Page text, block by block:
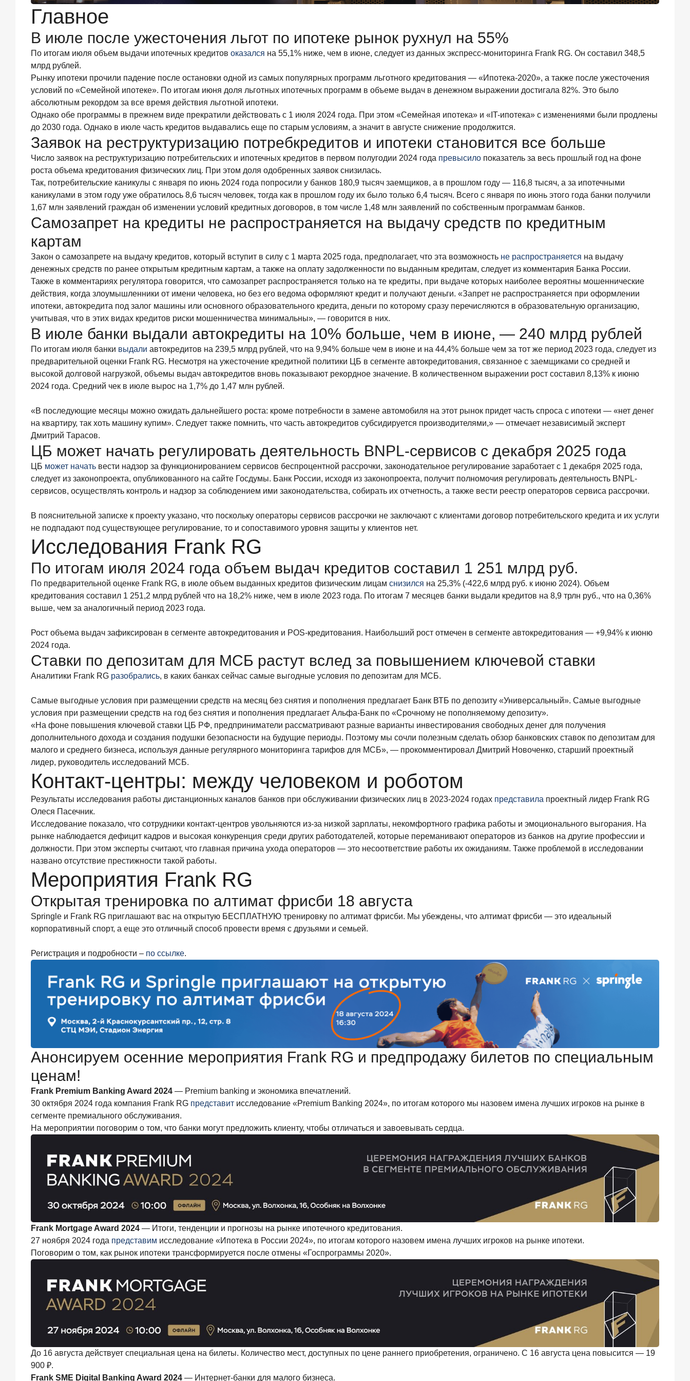
июля
2026
года
Ипотека
в
России:
итоги
2026
года
в
цифрах
22
2026
года
ИССЛЕДОВАНИЕ
тарифы
на
брокерское
—
существенный
выбора
брокера
июля
2026
года
Клиенты
чаще
узнают
о сберегательных
продуктах
рекламы
на
9
2026
года
ростом
клиентов-
сберегателей
увеличивается
и
склонность
к
диверсификации
7
2026
года
По
итогам
2026
объем
выдач
кредитов
составил
1
166,4
млрд
руб.
3
июля
2026
года
«Скорость
измеряется
секундами».
банковского
контакт-
центра
25
июня
2026
Ипотека
России:
года
22
2026
года
—
индустриальный
стандарт»:
как
завоевывают
лояльность
private-
Рассылка
Frank
недели,
наша
событий
рынке
Главное
В июле после ужесточения льгот по ипотеке рынок рухнул на 55%
По итогам июля объем выдачи ипотечных кредитов оказался на 55,1% ниже, чем в июне, следует из данных экспресс-мониторинга Frank RG. Он составил 348,5
млрд рублей.
Рынку ипотеки прочили падение после остановки одной из самых популярных программ льготного кредитования — «Ипотека-2020», а также после ужесточения
условий по «Семейной ипотеке». По итогам июня доля льготных ипотечных программ в объеме выдач в денежном выражении достигала 82%. Это было
абсолютным рекордом за все время действия льготной ипотеки.
Однако обе программы в прежнем виде прекратили действовать с 1 июля 2024 года. При этом «Семейная ипотека» и «IT-ипотека» с изменениями были продлены
до 2030 года. Однако в июле часть кредитов выдавались еще по старым условиям, а значит в августе снижение продолжится.
Заявок на реструктуризацию потребкредитов и ипотеки становится все больше
Число заявок на реструктуризацию потребительских и ипотечных кредитов в первом полугодии 2024 года превысило показатель за весь прошлый год на фоне
роста объема кредитования физических лиц. При этом доля одобренных заявок снизилась.
Так, потребительские каникулы с января по июнь 2024 года попросили у банков 180,9 тысяч заемщиков, а в прошлом году — 116,8 тысяч, а за ипотечными
каникулами в этом году уже обратилось 8,6 тысяч человек, тогда как в прошлом году их было только 6,4 тысяч. Всего с января по июнь этого года банки получили
1,67 млн заявлений граждан об изменении условий кредитных договоров, в том числе 1,48 млн заявлений по собственным программам банков.
Самозапрет на кредиты не распространяется на выдачу средств по кредитным
картам
Закон о самозапрете на выдачу кредитов, который вступит в силу с 1 марта 2025 года, предполагает, что эта возможность не распространяется на выдачу
денежных средств по ранее открытым кредитным картам, а также на оплату задолженности по выданным кредитам, следует из комментария Банка России.
Также в комментариях регулятора говорится, что самозапрет распространяется только на те кредиты, при выдаче которых наиболее вероятны мошеннические
действия, когда злоумышленники от имени человека, но без его ведома оформляют кредит и получают деньги. «Запрет не распространяется при оформлении
ипотеки, автокредита под залог машины или основного образовательного кредита, деньги по которому сразу перечисляются в образовательную организацию,
учитывая, что в этих видах кредитов риски мошенничества минимальны», — говорится в них.
В июле банки выдали автокредиты на 10% больше, чем в июне, — 240 млрд рублей
По итогам июля банки выдали автокредитов на 239,5 млрд рублей, что на 9,94% больше чем в июне и на 44,4% больше чем за тот же период 2023 года, следует из
предварительной оценки Frank RG. Несмотря на ужесточение кредитной политики ЦБ в сегменте автокредитования, связанное с заемщиками со средней и
высокой долговой нагрузкой, объемы выдач автокредитов вновь показывают рекордное значение. В количественном выражении рост составил 8,13% к июню
2024 года. Средний чек в июле вырос на 1,7% до 1,47 млн рублей.
«В последующие месяцы можно ожидать дальнейшего роста: кроме потребности в замене автомобиля на этот рынок придет часть спроса с ипотеки — «нет денег
на квартиру, так хоть машину купим». Следует также помнить, что часть автокредитов субсидируется производителями,» — отмечает независимый эксперт
Дмитрий Тарасов.
ЦБ может начать регулировать деятельность BNPL-сервисов с декабря 2025 года
ЦБ может начать вести надзор за функционированием сервисов беспроцентной рассрочки, законодательное регулирование заработает с 1 декабря 2025 года,
следует из законопроекта, опубликованного на сайте Госдумы. Банк России, исходя из законопроекта, получит полномочия регулировать деятельность BNPL-
сервисов, осуществлять контроль и надзор за соблюдением ими законодательства, собирать их отчетность, а также вести реестр операторов сервиса рассрочки.
В пояснительной записке к проекту указано, что поскольку операторы сервисов рассрочки не заключают с клиентами договор потребительского кредита и их услуги
не подпадают под существующее регулирование, то и сопоставимого уровня защиты у клиентов нет.
Исследования Frank RG
По итогам июля 2024 года объем выдач кредитов составил 1 251 млрд руб.
По предварительной оценке Frank RG, в июле объем выданных кредитов физическим лицам снизился на 25,3% (-422,6 млрд руб. к июню 2024). Объем
кредитования составил 1 251,2 млрд рублей что на 18,2% ниже, чем в июле 2023 года. По итогам 7 месяцев банки выдали кредитов на 8,9 трлн руб., что на 0,36%
выше, чем за аналогичный период 2023 года.
Рост объема выдач зафиксирован в сегменте автокредитования и POS-кредитования. Наибольший рост отмечен в сегменте автокредитования — +9,94% к июню
2024 года.
Ставки по депозитам для МСБ растут вслед за повышением ключевой ставки
Аналитики Frank RG разобрались, в каких банках сейчас самые выгодные условия по депозитам для МСБ.
Самые выгодные условия при размещении средств на месяц без снятия и пополнения предлагает Банк ВТБ по депозиту «Универсальный». Самые выгодные
условия при размещении средств на год без снятия и пополнения предлагает Альфа-Банк по «Срочному не пополняемому депозиту».
«На фоне повышения ключевой ставки ЦБ РФ, предприниматели рассматривают разные варианты инвестирования свободных денег для получения
дополнительного дохода и создания подушки безопасности на будущие периоды. Поэтому мы сочли полезным сделать обзор банковских ставок по депозитам для
малого и среднего бизнеса, используя данные регулярного мониторинга тарифов для МСБ», — прокомментировал Дмитрий Новоченко, старший проектный
лидер, руководитель исследований МСБ.
Контакт-центры: между человеком и роботом
Результаты исследования работы дистанционных каналов банков при обслуживании физических лиц в 2023-2024 годах представила проектный лидер Frank RG
Олеся Пасечник.
Исследование показало, что сотрудники контакт-центров увольняются из-за низкой зарплаты, некомфортного графика работы и эмоционального выгорания. На
рынке наблюдается дефицит кадров и высокая конкуренция среди других работодателей, которые переманивают операторов из банков на другие профессии и
должности. При этом эксперты считают, что главная причина ухода операторов — это несоответствие работы их ожиданиям. Также проблемой в исследовании
названо отсутствие престижности такой работы.
Мероприятия Frank RG
Открытая тренировка по алтимат фрисби 18 августа
Springle и Frank RG приглашают вас на открытую БЕСПЛАТНУЮ тренировку по алтимат фрисби. Мы убеждены, что алтимат фрисби — это идеальный
корпоративный спорт, а еще это отличный способ провести время с друзьями и семьей.
Регистрация и подробности – по ссылке.
Анонсируем осенние мероприятия Frank RG и предпродажу билетов по специальным
ценам!
Frank Premium Banking Award 2024 — Premium banking и экономика впечатлений.
30 октября 2024 года компания Frank RG представит исследование «Premium Banking 2024», по итогам которого мы назовем имена лучших игроков на рынке в
сегменте премиального обслуживания.
На мероприятии поговорим о том, что банки могут предложить клиенту, чтобы отличаться и завоевывать сердца.
Frank Mortgage Award 2024 — Итоги, тенденции и прогнозы на рынке ипотечного кредитования.
27 ноября 2024 года представим исследование «Ипотека в России 2024», по итогам которого назовем имена лучших игроков на рынке ипотеки.
Поговорим о том, как рынок ипотеки трансформируется после отмены «Госпрограммы 2020».
До 16 августа действует специальная цена на билеты. Количество мест, доступных по цене раннего приобретения, ограничено. C 16 августа цена повысится — 19
900 ₽.
Frank SME Digital Banking Award 2024 — Интернет-банки для малого бизнеса.